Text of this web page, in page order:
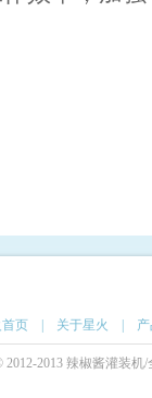
页 关于星火
2012-2013 辣椒酱灌装